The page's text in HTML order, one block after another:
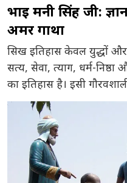
भाई मनी सिंह जी:
अमर गाथा
सिख इतिहास केवल युद्धों
सत्य, सेवा, त्याग, धर्म-
का इतिहास है। इसी
नाम अत्यंत श्रद्धा और
शहीद नहीं थे; वे विद्वान,
सिख मर्यादा […]